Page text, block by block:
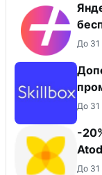
До 31
До 31
-
До 31